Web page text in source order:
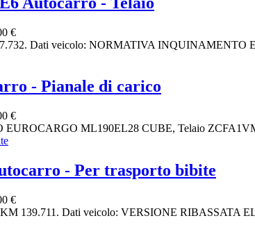
€
Dati veicolo: NORMATIVA INQUINAMENTO
- Pianale di carico
€
ML190EL28 CUBE, Telaio
- Per trasporto bibite
€
139.711. Dati veicolo: VERSIONE RIBASSATA